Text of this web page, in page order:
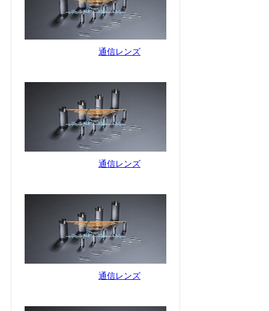
通信レンズ
通信レンズ
通信レンズ